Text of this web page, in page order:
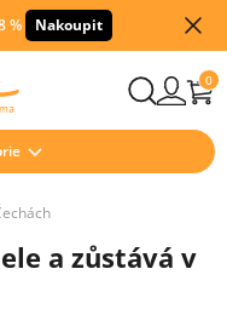
% Nakoupit
0
a zůstává v